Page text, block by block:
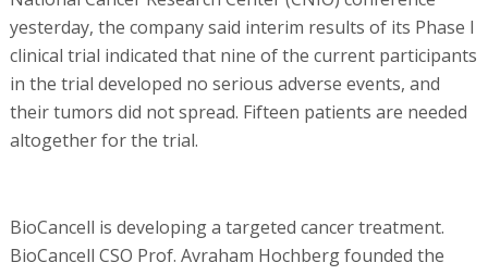
yesterday, the company said interim results of its Phase I
clinical trial indicated that nine of the current participants
in the trial developed no serious adverse events, and
their tumors did not spread. Fifteen patients are needed
altogether for the trial.
BioCancell is developing a targeted cancer treatment.
BioCancell CSO Prof. Avraham Hochberg founded the